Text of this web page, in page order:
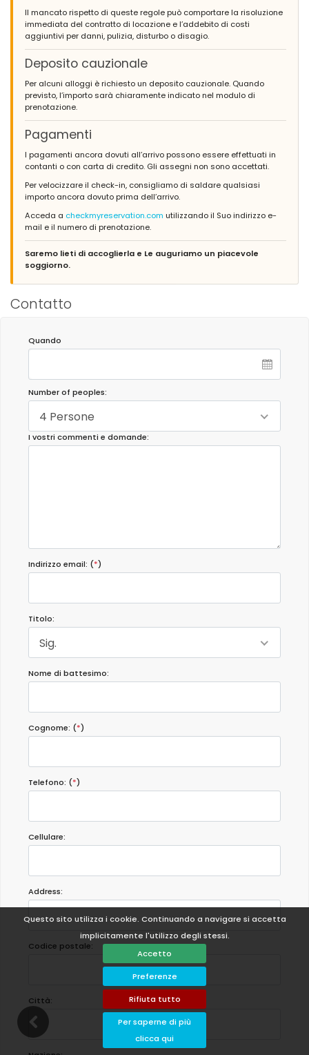
Questo sito utilizza i cookie. Continuando a navigare si accetta
implicitamente l'utilizzo degli stessi.
Accetto
Preferenze
Rifiuta tutto
Per saperne di più
clicca qui
Il mancato rispetto di queste regole può comportare la risoluzione
immediata del contratto di locazione e l’addebito di costi
aggiuntivi per danni, pulizia, disturbo o disagio.
Deposito cauzionale
Per alcuni alloggi è richiesto un deposito cauzionale. Quando
previsto, l’importo sarà chiaramente indicato nel modulo di
prenotazione.
Pagamenti
I pagamenti ancora dovuti all’arrivo possono essere effettuati in
contanti o con carta di credito. Gli assegni non sono accettati.
Per velocizzare il check-in, consigliamo di saldare qualsiasi
importo ancora dovuto prima dell’arrivo.
Acceda a checkmyreservation.com utilizzando il Suo indirizzo e-
mail e il numero di prenotazione.
Saremo lieti di accoglierla e Le auguriamo un piacevole
soggiorno.
Contatto
Quando
Number of peoples:
4 Persone
I vostri commenti e domande:
Indirizzo email: (*)
Titolo:
Sig.
Nome di battesimo:
Cognome: (*)
Telefono: (*)
Cellulare:
Address:
Codice postale:
Città: